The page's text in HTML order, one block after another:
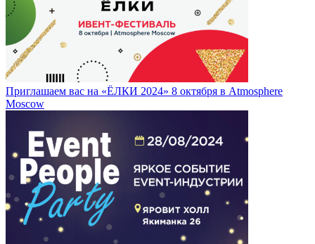
Приглашаем вас на «ЁЛКИ 2024» 8 октября в Atmosphere
Moscow